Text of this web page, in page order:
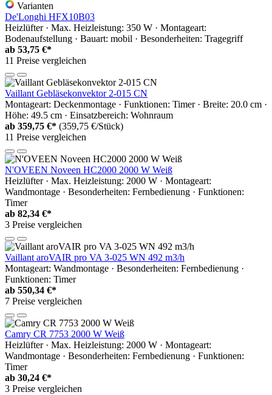
Varianten
De'Longhi HFX10B03
Heizlüfter · Max. Heizleistung: 350 W · Montageart:
Bodenaufstellung · Bauart: mobil · Besonderheiten: Tragegriff
ab 53,75 €*
11 Preise vergleichen
Vaillant Gebläsekonvektor 2-015 CN
Montageart: Deckenmontage · Funktionen: Timer · Breite: 20.0 cm ·
Höhe: 49.5 cm · Einsatzbereich: Wohnraum
ab 359,75 €* (359,75 €/Stück)
11 Preise vergleichen
N'OVEEN Noveen HC2000 2000 W Weiß
Heizlüfter · Max. Heizleistung: 2000 W · Montageart:
Wandmontage · Besonderheiten: Fernbedienung · Funktionen:
Timer
ab 82,34 €*
3 Preise vergleichen
Vaillant aroVAIR pro VA 3-025 WN 492 m3/h
Montageart: Wandmontage · Besonderheiten: Fernbedienung ·
Funktionen: Timer
ab 550,34 €*
7 Preise vergleichen
Camry CR 7753 2000 W Weiß
Heizlüfter · Max. Heizleistung: 2000 W · Montageart:
Wandmontage · Besonderheiten: Fernbedienung · Funktionen:
Timer
ab 30,24 €*
3 Preise vergleichen